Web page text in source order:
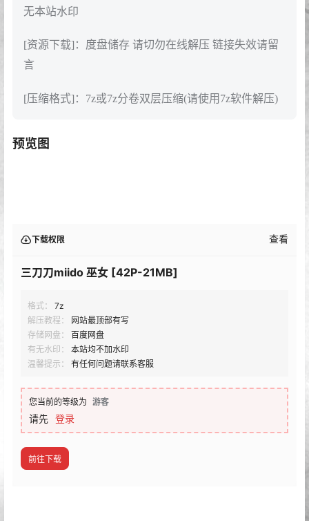
无本站水印
[资源下载]：度盘储存 请切勿在线解压 链接失效请留
言
[压缩格式]：7z或7z分卷双层压缩(请使用7z软件解压)
预览图
下载权限 查看
三刀刀miido 巫女 [42P-21MB]
格式：
7z
解压教程：
网站最顶部有写
存储网盘：
百度网盘
有无水印：
本站均不加水印
温馨提示：
有任何问题请联系客服
您当前的等级为 游客
请先 登录
前往下载